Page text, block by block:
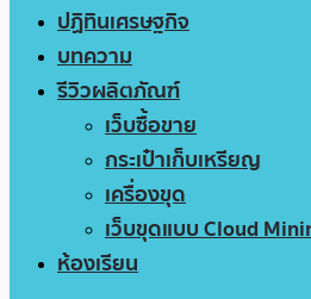
ปฏิทินเศรษฐกิจ
บทความ
รีวิวผลิตภัณฑ์
เว็บซื้อขาย
กระเป๋าเก็บเหรียญ
เครื่องขุด
เว็บขุดแบบ Cloud
ห้องเรียน